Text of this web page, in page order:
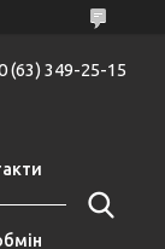
(63) 349-25-15